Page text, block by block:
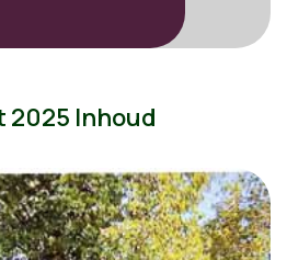
Inhoud